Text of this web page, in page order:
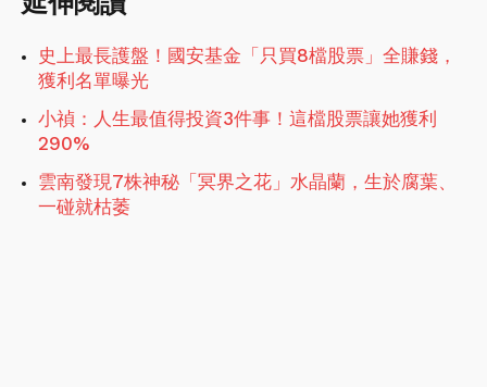
史上最長護盤！國安基金「只買8檔股票」全賺錢，
獲利名單曝光
小禎：人生最值得投資3件事！這檔股票讓她獲利
290%
雲南發現7株神秘「冥界之花」水晶蘭，生於腐葉、
一碰就枯萎